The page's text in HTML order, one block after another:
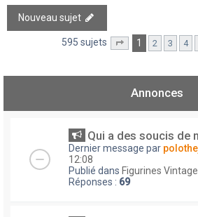
Nouveau sujet
595 sujets Page sur12
1 2 3 4
Annonces
Qui a des soucis de
Dernier message par
12:08
Publié dans Figurines
Réponses : 69